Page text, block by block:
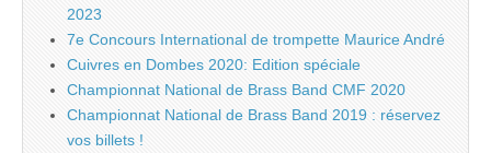
2023
7e Concours International de trompette Maurice André
Cuivres en Dombes 2020: Edition spéciale
Championnat National de Brass Band CMF 2020
Championnat National de Brass Band 2019 : réservez
vos billets !